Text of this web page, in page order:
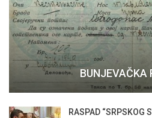
BUNJEVAČKA
RASPAD “SRPSKOG